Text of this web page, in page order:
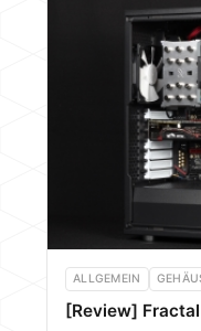
ALLGEMEIN
[Review]